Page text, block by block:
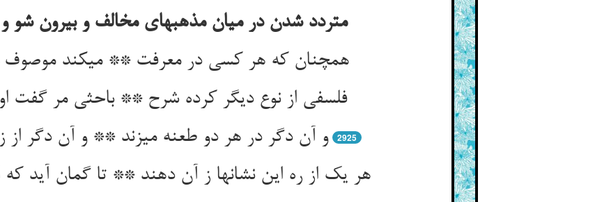
متردد شدن در میان مذهبهای مخالف و بیرون شو
همچنان که هر کسی در معرفت ** می‏کند موصوف
فلسفی از نوع دیگر کرده شرح ** باحثی مر گفت
و آن دگر در هر دو طعنه می‏زند ** و آن دگر از
2925
هر یک از ره این نشانها ز آن دهند ** تا گمان آید که